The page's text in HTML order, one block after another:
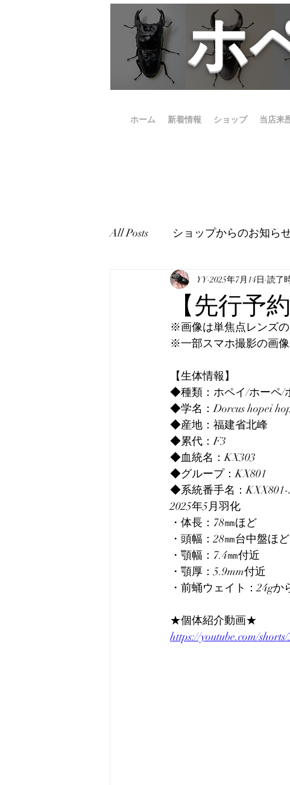
ホ
ホーム 新着情報 ショップ 当店来
All Posts ショップからのお知ら
表記について マニュアル・
真・みんなのホペイ みん
韓国産オオクワガタ
【先行予
YY 2025年7月14日 読了
※画像は単焦点レンズの
※一部スマホ撮影の画
【生体情報】
◆種類：ホペイ/ホーペ/
◆学名：Dorcus hopei
◆産地：福建省北峰
◆累代：F3
◆血統名：KX303
◆グループ：KX801
◆系統番手名：
2025年5月羽化
・体長：78㎜ほど
・頭幅：28㎜台中盤ほど
・顎幅：7.4㎜付近
・顎厚：5.9mm付近
・前蛹ウェイト：24gか
★個体紹介動画★
https://youtube.com/